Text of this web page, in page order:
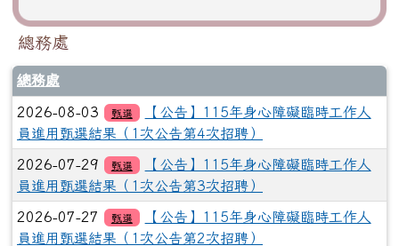
總務處
總務處
2026-08-03 甄選
【公告】115年身心障礙臨時工作人
員進用甄選結果（1次公告第4次招聘）
2026-07-29 甄選
【公告】115年身心障礙臨時工作人
員進用甄選結果（1次公告第3次招聘）
2026-07-27 甄選
【公告】115年身心障礙臨時工作人
員進用甄選結果（1次公告第2次招聘）